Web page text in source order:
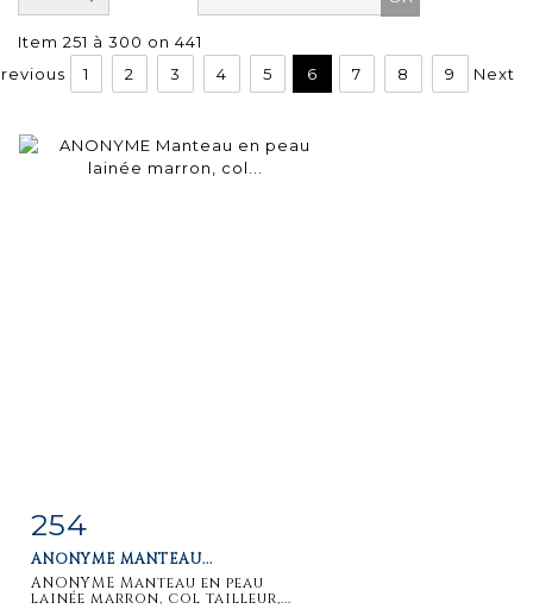
Item 251 à 300 on 441
1 2 3 4 5 6 7 8 9 Next
Item detail
254
ANONYME MANTEAU...
ANONYME Manteau en peau
lainée marron, col tailleur,...